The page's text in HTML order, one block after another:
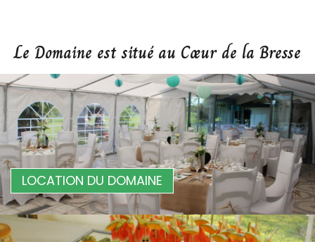
Le Domaine est situé au Cœur de la Bresse
LOCATION DU DOMAINE